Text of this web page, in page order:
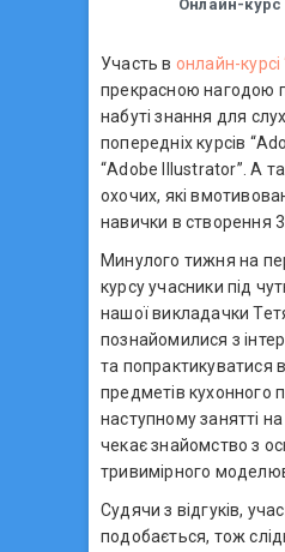
Онлайн-курс
Участь в онлайн-курсі
прекрасною нагодою
набуті знання для
попередніх курсів
“Аdobe Illustrator”. А
охочих, які
навички в створення
Минулого тижня на
курсу учасники під
нашої викладачки
познайомилися з
та попрактикуватися
предметів кухонного
наступному занятті на
чекає знайомство з
тривимірного
Судячи з відгуків,
подобається, тож